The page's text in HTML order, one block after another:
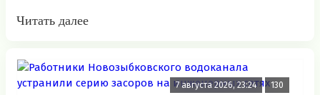
Читать далее
7 августа 2026, 23:24 130